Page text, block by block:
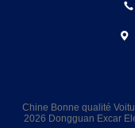
Chine Bonne qualité
2026 Dongguan Excar